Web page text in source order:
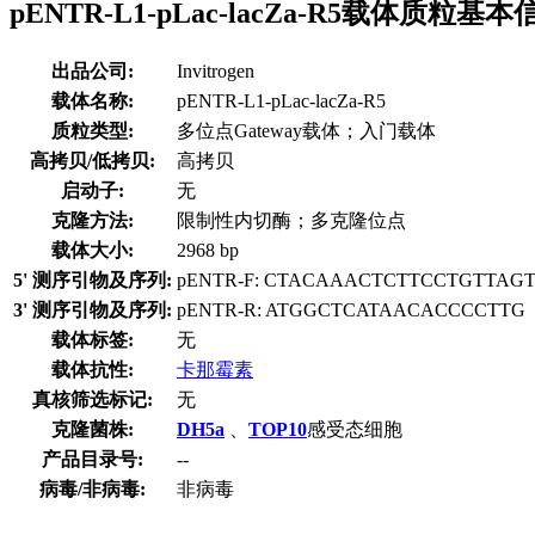
pENTR-L1-pLac-lacZa-R5载体质粒基本
出品公司:
Invitrogen
载体名称:
pENTR-L1-pLac-lacZa-R5
质粒类型:
多位点Gateway载体；入门载体
高拷贝/低拷贝:
高拷贝
启动子:
无
克隆方法:
限制性内切酶；多克隆位点
载体大小:
2968 bp
5' 测序引物及序列: pENTR-F:
3' 测序引物及序列: pENTR-R: ATGGCTCATAACACCCCTTG
载体标签:
无
载体抗性:
卡那霉素
真核筛选标记:
无
克隆菌株:
DH5a TOP10感受态细胞
产品目录号:
--
病毒/非病毒:
非病毒